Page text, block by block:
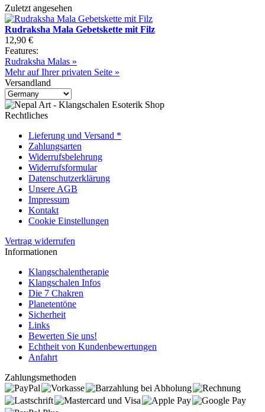
Zuletzt angesehen
Rudraksha Mala Gebetskette mit Filz
12,90 €
Features:
Rudraksha Malas »
Mehr auf Ihrer privaten Seite »
Versandland
Rechtliches
Lieferung und Versand *
Zahlungsarten
Widerrufsbelehrung
Widerrufsformular
Datenschutzerklärung
Unsere AGB
Impressum
Kontakt
Cookie Einstellungen
Vertrag widerrufen
Informationen
Klangschalentherapie
Klangschalen Infos
Die 7 Chakren
Planetentöne
Sicherheit
Links
Bewerten Sie uns!
Echtheit von Kundenbewertungen
Anfahrt
Zahlungsmethoden